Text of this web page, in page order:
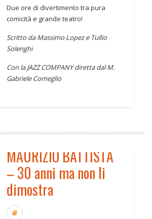
Due ore di divertimento tra pura
comicità e grande teatro!
Scritto da Massimo Lopez e Tullio
Solenghi
Con la JAZZ COMPANY diretta dal M.
Gabriele Comeglio
MAURIZIO BATTISTA
– 30 anni ma non li
dimostra